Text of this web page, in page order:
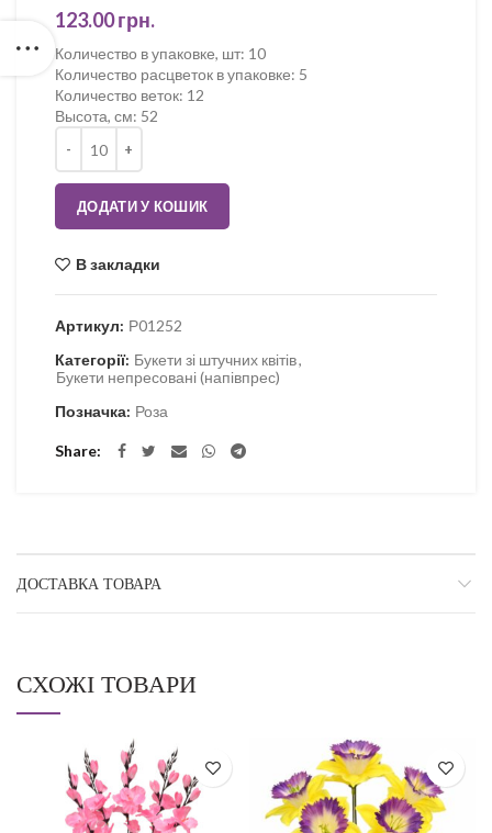
123.00грн.
Количество в упаковке, шт: 10
Количество расцветок в упаковке: 5
Количество веток: 12
Высота, см: 52
ДОДАТИ У КОШИК
В закладки
Артикул: Р01252
Категорії: Букети зі штучних квітів,
Букети непресовані (напівпрес)
Позначка: Роза
Share
ДОСТАВКА ТОВАРА
СХОЖІ ТОВАРИ